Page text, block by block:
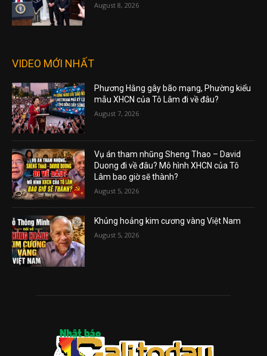
August 8, 2026
VIDEO MỚI NHẤT
Phương Hằng gây bão mạng, Phường kiểu
mẫu XHCN của Tô Lâm đi về đâu?
August 7, 2026
Vụ án tham nhũng Sheng Thao – David
Duong đi về đâu? Mô hình XHCN của Tô
Lâm bao giờ sẽ thành?
August 5, 2026
Khủng hoảng kim cương vàng Việt Nam
August 5, 2026